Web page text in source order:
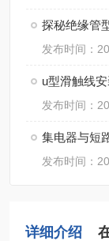
探秘绝缘管
发布时间：
u型滑触线
发布时间：
集电器与短
发布时间：
详细介绍